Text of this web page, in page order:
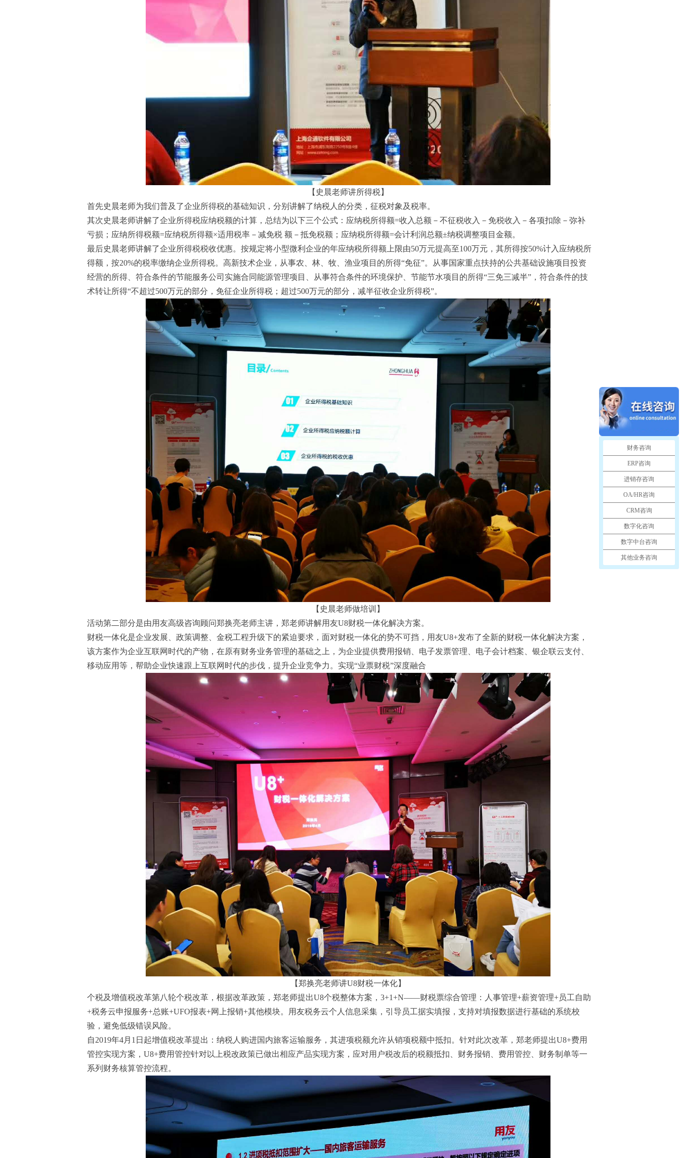
【史晨老师讲所得税】
首先史晨老师为我们普及了企业所得税的基础知识，分别讲解了纳税人的分类，征税对象及税率。
其次史晨老师讲解了企业所得税应纳税额的计算，总结为以下三个公式：应纳税所得额=收入总额－不征税收入－免税收入－各项扣除－弥补
亏损；应纳所得税额=应纳税所得额×适用税率－减免税 额－抵免税额；应纳税所得额=会计利润总额±纳税调整项目金额。
最后史晨老师讲解了企业所得税税收优惠。按规定将小型微利企业的年应纳税所得额上限由50万元提高至100万元，其所得按50%计入应纳税所
得额，按20%的税率缴纳企业所得税。高新技术企业，从事农、林、牧、渔业项目的所得“免征”。从事国家重点扶持的公共基础设施项目投资
经营的所得、符合条件的节能服务公司实施合同能源管理项目、从事符合条件的环境保护、节能节水项目的所得“三免三减半”，符合条件的技
术转让所得“不超过500万元的部分，免征企业所得税；超过500万元的部分，减半征收企业所得税”。
【史晨老师做培训】
活动第二部分是由用友高级咨询顾问郑换亮老师主讲，郑老师讲解用友U8财税一体化解决方案。
财税一体化是企业发展、政策调整、金税工程升级下的紧迫要求，面对财税一体化的势不可挡，用友U8+发布了全新的财税一体化解决方案，
该方案作为企业互联网时代的产物，在原有财务业务管理的基础之上，为企业提供费用报销、电子发票管理、电子会计档案、银企联云支付、
移动应用等，帮助企业快速跟上互联网时代的步伐，提升企业竞争力。实现“业票财税”深度融合
【郑换亮老师讲U8财税一体化】
个税及增值税改革第八轮个税改革，根据改革政策，郑老师提出U8个税整体方案，3+1+N——财税票综合管理：人事管理+薪资管理+员工自助
+税务云申报服务+总账+UFO报表+网上报销+其他模块。用友税务云个人信息采集，引导员工据实填报，支持对填报数据进行基础的系统校
验，避免低级错误风险。
自2019年4月1日起增值税改革提出：纳税人购进国内旅客运输服务，其进项税额允许从销项税额中抵扣。针对此次改革，郑老师提出U8+费用
管控实现方案，U8+费用管控针对以上税改政策已做出相应产品实现方案，应对用户税改后的税额抵扣、财务报销、费用管控、财务制单等一
系列财务核算管控流程。
财务咨询
ERP咨询
进销存咨询
OA/HR咨询
CRM咨询
数字化咨询
数字中台咨询
其他业务咨询